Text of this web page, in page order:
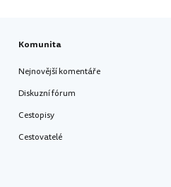
Komunita
Nejnovější komentáře
Diskuzní fórum
Cestopisy
Cestovatelé